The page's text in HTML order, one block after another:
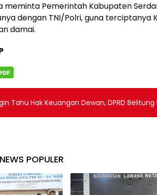
meminta Pemerintah Kabupaten
dengan TNI/Polri, guna terciptanya
damai.
Tahu Hak Keuangan Dewan, DPRD Belitung
POPULER